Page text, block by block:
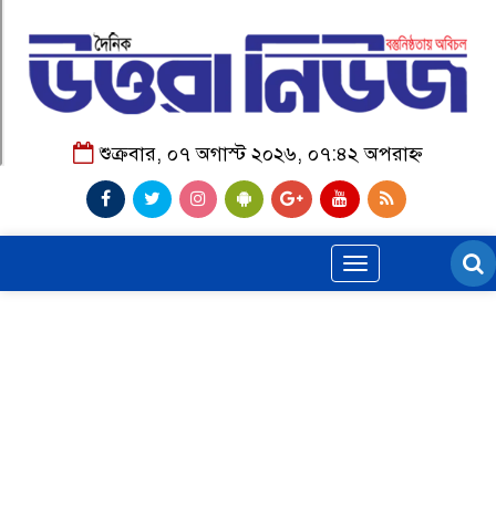
শুক্রবার, ০৭ অগাস্ট ২০২৬, ০৭:৪২ অপরাহ্ন
Toggle
navigation